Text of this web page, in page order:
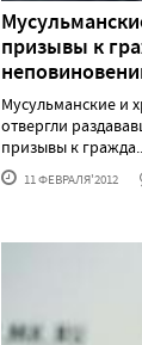
призывы к
Мусульманские и
отвергли
призывы к
11 ФЕВРАЛЯ'2012